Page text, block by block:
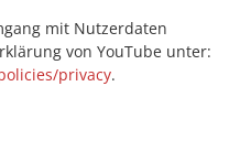
mit Nutzerdaten
von YouTube unter:
privacy.